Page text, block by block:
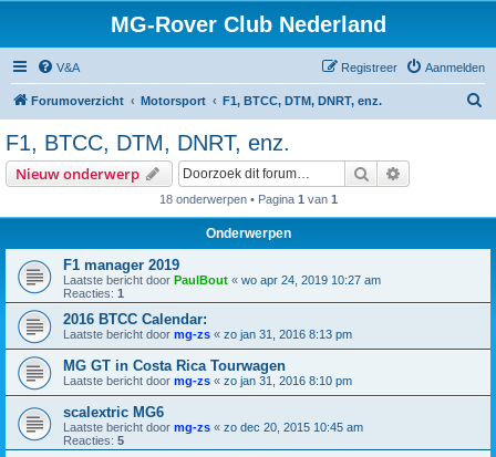
MG-Rover Club Nederland
V&A Aanmelden
Registreer
Forumoverzicht Motorsport F1, BTCC, DTM, DNRT, enz.
F1, BTCC, DTM, DNRT, enz.
Nieuw onderwerp Zoek
18 onderwerpen • Pagina 1 van 1
Onderwerpen
F1 manager 2019
Laatste bericht door PaulBout « wo apr 24, 2019 10:27 am
Reacties: 1
2016 BTCC Calendar:
Laatste bericht door mg-zs « zo jan 31, 2016 8:13 pm
MG GT in Costa Rica Tourwagen
Laatste bericht door mg-zs « zo jan 31, 2016 8:10 pm
scalextric MG6
Laatste bericht door mg-zs « zo dec 20, 2015 10:45 am
Reacties: 5